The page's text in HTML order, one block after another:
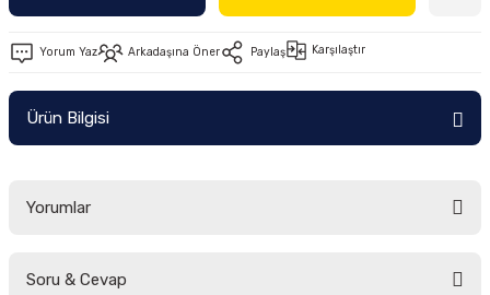
Yorum Yaz Arkadaşına Öner Paylaş Karşılaştır
Ürün Bilgisi
Yorumlar
Soru & Cevap